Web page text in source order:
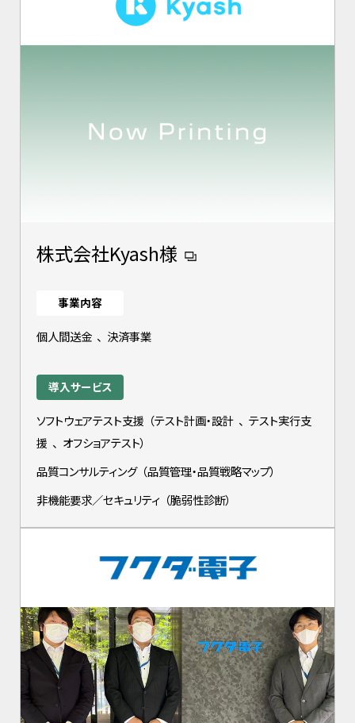
株式会社Kyash様
事業内容
個人間送金 、 決済事業
導入サービス
ソフトウェアテスト支援 （テスト計画・設計 、 テスト実行支
援 、 オフショアテスト）
品質コンサルティング （品質管理・品質戦略マップ）
非機能要求／セキュリティ （脆弱性診断）